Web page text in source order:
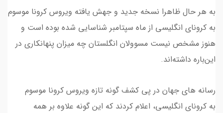
به هر حال ظاهرا نسخه جدید و جهش یافته ویروس کرونا موسوم
به کرونای انگلیسی‌ از ماه سپتامبر شناسایی شده بوده است و
‌هنوز مشخص نیست مسوولان انگلستان چه میزان پنهانکاری در
این‌باره داشته‌اند‌.
رسانه های جهان در پی کشف گونه تازه ویروس کرونا موسوم
به کرونای انگلیسی، اعلام کردند که این گونه علاوه بر همه